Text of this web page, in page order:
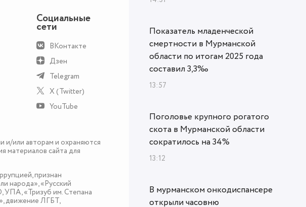
Социальные
сети
ВКонтакте
Дзен
Telegram
X (Twitter)
YouTube
и/или авторам и охраняются
материалов сайта для
признан
народа», «Русский
«Тризуб им. Степана
движение ЛГБТ,
Показатель младенческой
смертности в Мурманской
области по итогам 2025 года
составил 3,3‰
13:57
Поголовье крупного рогатого
скота в Мурманской области
сократилось на 34%
13:12
В мурманском онкодиспансере
открыли часовню